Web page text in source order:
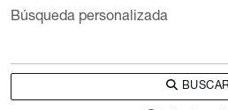
Búsqueda personalizada